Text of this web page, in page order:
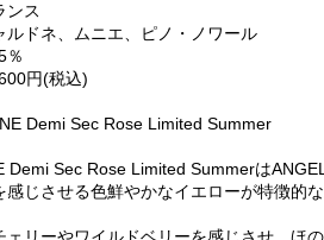
ス
、ムニエ、ピノ・ノワール
％
(税込)
Demi Sec Rose Limited Summer
Demi Sec Rose Limited Summerは
じさせる色鮮やかなイエローが特徴的な